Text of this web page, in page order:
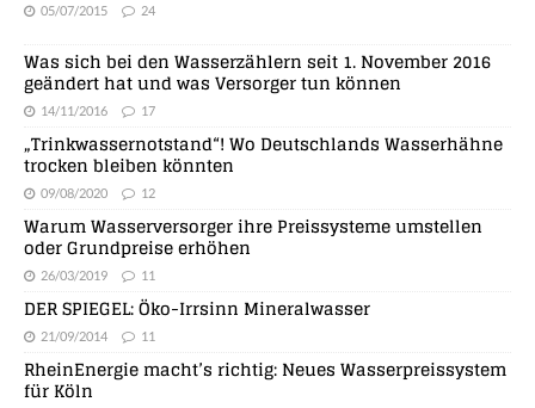
05/07/2015 24
Was sich bei den Wasserzählern seit 1. November 2016
geändert hat und was Versorger tun können
14/11/2016 17
„Trinkwassernotstand“! Wo Deutschlands Wasserhähne
trocken bleiben könnten
09/08/2020 12
Warum Wasserversorger ihre Preissysteme umstellen
oder Grundpreise erhöhen
26/03/2019 11
DER SPIEGEL: Öko-Irrsinn Mineralwasser
21/09/2014 11
RheinEnergie macht’s richtig: Neues Wasserpreissystem
für Köln